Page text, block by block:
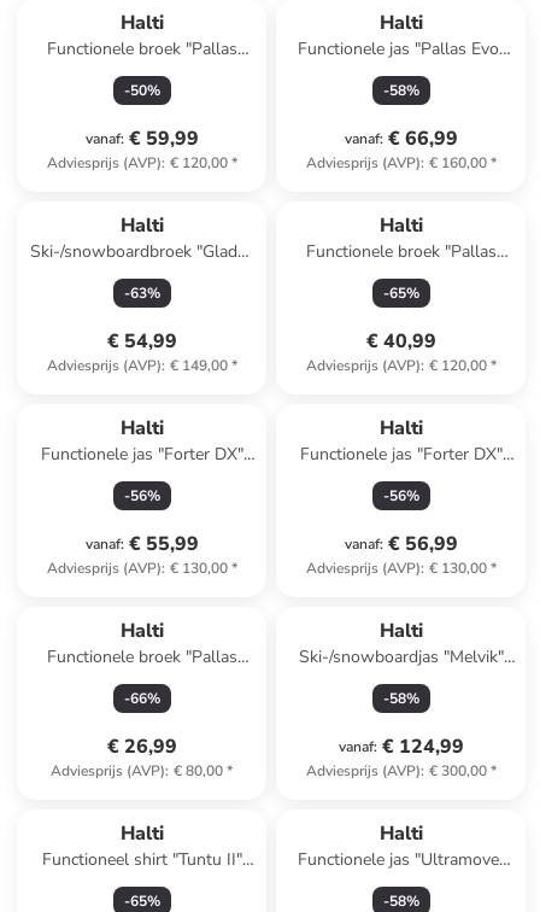
Halti
Functionele broek "Pallas
Cool" blauw
-50%
vanaf: € 59,99
Adviesprijs (AVP): € 120,00*
Halti
Functionele jas "Pallas Evo"
blauw
-58%
vanaf: € 66,99
Adviesprijs (AVP): € 160,00*
Halti
Ski-/snowboardbroek "Glades
DX" zwart
-63%
€ 54,99
Adviesprijs (AVP): € 149,00*
Halti
Functionele broek "Pallas
Cool" zwart
-65%
€ 40,99
Adviesprijs (AVP): € 120,00*
Halti
Functionele jas "Forter DX"
donkerblauw
-56%
vanaf: € 55,99
Adviesprijs (AVP): € 130,00*
Halti
Functionele jas "Forter DX"
donkerblauw
-56%
vanaf: € 56,99
Adviesprijs (AVP): € 130,00*
Halti
Functionele broek "Pallas
Cool" zwart
-66%
€ 26,99
Adviesprijs (AVP): € 80,00*
Halti
Ski-/snowboardjas "Melvik"
blauw
-58%
vanaf: € 124,99
Adviesprijs (AVP): € 300,00*
Halti
Functioneel shirt "Tuntu II"
groen
-65%
Halti
Functionele jas "Ultramove"
turquoise
-58%